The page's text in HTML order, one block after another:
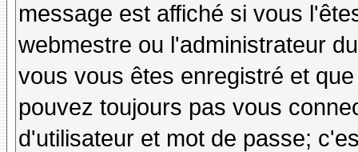
message est affiché si vous
webmestre ou l'administrateur
vous vous êtes enregistré et
pouvez toujours pas vous
d'utilisateur et mot de passe;